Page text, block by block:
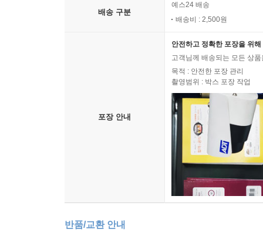
배송 구분
예스24 배송
배송비 : 2,500원
포장 안내
안전하고 정확한 포장을 위
고객님께 배송되는 모든 상
목적 : 안전한 포장 관리
촬영범위 : 박스 포장 작업
반품/교환 안내